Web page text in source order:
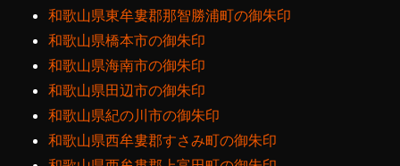
和歌山県東牟婁郡那智勝浦町の御朱印
和歌山県橋本市の御朱印
和歌山県海南市の御朱印
和歌山県田辺市の御朱印
和歌山県紀の川市の御朱印
和歌山県西牟婁郡すさみ町の御朱印